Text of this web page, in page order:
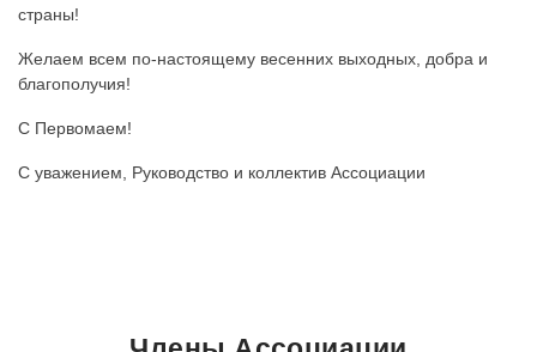
страны!
Желаем всем по-настоящему весенних выходных, добра и
благополучия!
С Первомаем!
С уважением, Руководство и коллектив Ассоциации